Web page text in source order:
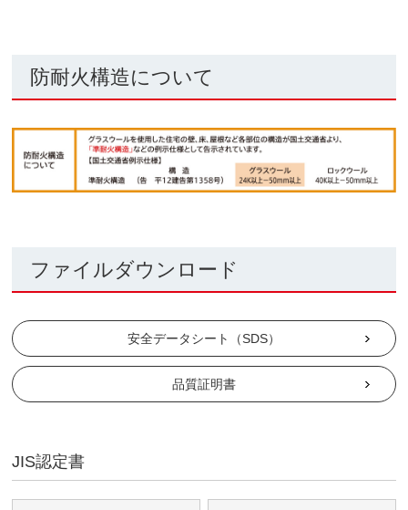
防耐火構造について
ファイルダウンロード
安全データシート（SDS）
品質証明書
JIS認定書